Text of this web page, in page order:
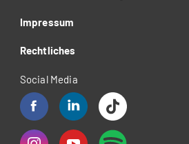
Impressum
Rechtliches
Social Media